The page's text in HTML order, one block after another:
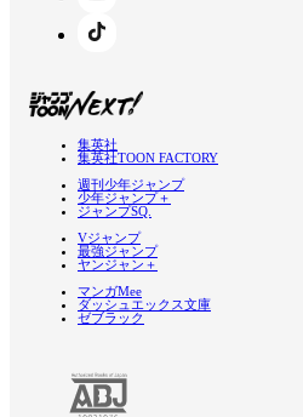
集英社
集英社TOON FACTORY
週刊少年ジャンプ
少年ジャンプ＋
ジャンプSQ.
Vジャンプ
最強ジャンプ
ヤンジャン＋
マンガMee
ダッシュエックス文庫
ゼブラック